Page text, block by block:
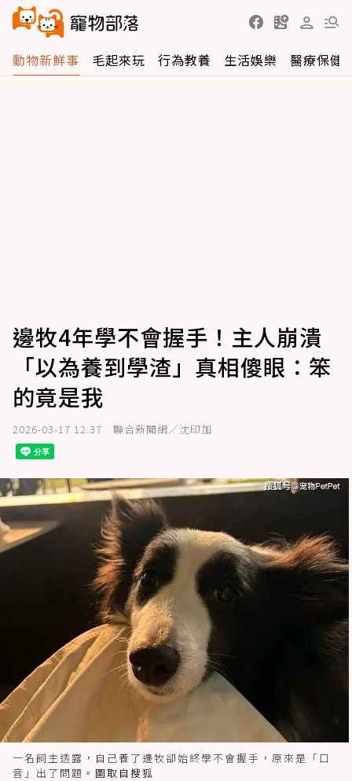
動物新鮮事 毛起來玩 行為教養 生活娛樂 醫療保健
邊牧4年學不會握手！主人崩潰
「以為養到學渣」真相傻眼：笨
的竟是我
2026-03-17 12:37 聯合新聞網／沈印加
一名飼主透露，自己養了邊牧卻始終學不會握手，原來是「口
音」出了問題。 圖取自搜狐